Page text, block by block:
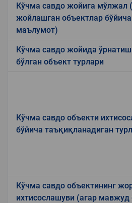
Кўчма савдо жойига мўлжал
жойлашган объектлар
маълумот)
Кўчма савдо жойида
бўлган объект турлари
Кўчма савдо объекти
бўйича таъқиқланадиган
Кўчма савдо объектининг
ихтисослашуви (агар мавжуд